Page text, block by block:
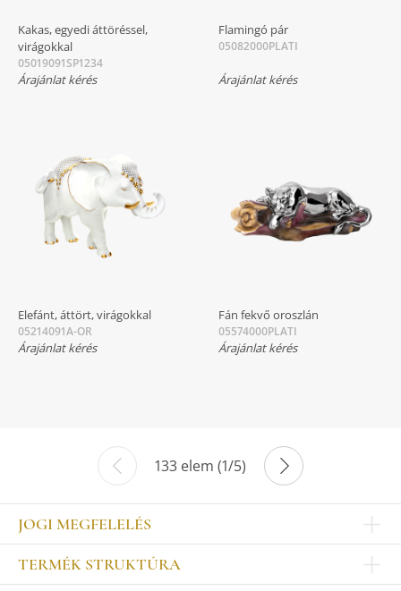
Kakas, egyedi áttöréssel,
virágokkal
05019091SP1234
Árajánlat kérés
Flamingó pár
05082000PLATI
Árajánlat kérés
Elefánt, áttört, virágokkal
05214091A-OR
Árajánlat kérés
Fán fekvő oroszlán
05574000PLATI
Árajánlat kérés
133 elem (1/5)
JOGI MEGFELELÉS
Impresszum
Kapcsolat
TERMÉK STRUKTÚRA